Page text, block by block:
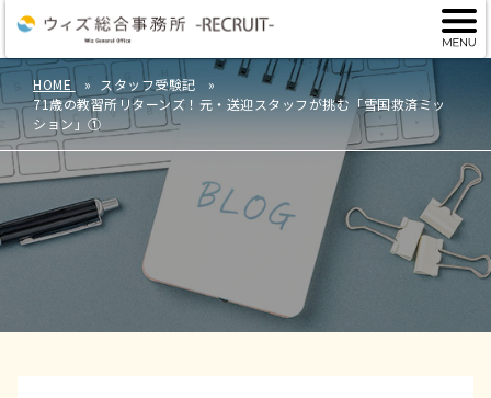
HOME
スタッフ受験記
71歳の教習所リターンズ！元・送迎スタッフが挑む「雪国救済ミッ
ション」①